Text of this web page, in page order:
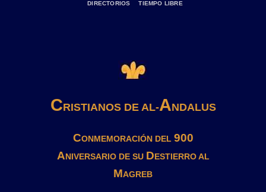
DIRECTORIOS TIEMPO LIBRE
CRISTIANOS DE AL-ANDALUS
CONMEMORACIÓN DEL 900
A NIVERSARIO DE SU D ESTIERRO AL
MAGREB